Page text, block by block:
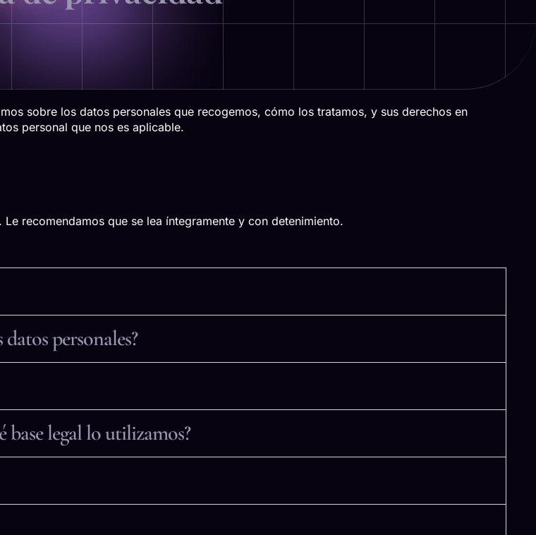
sobre los datos personales que recogemos, cómo los tratamos, y sus derechos en
personal que nos es aplicable.
recomendamos que se lea íntegramente y con detenimiento.
personales?
legal lo utilizamos?